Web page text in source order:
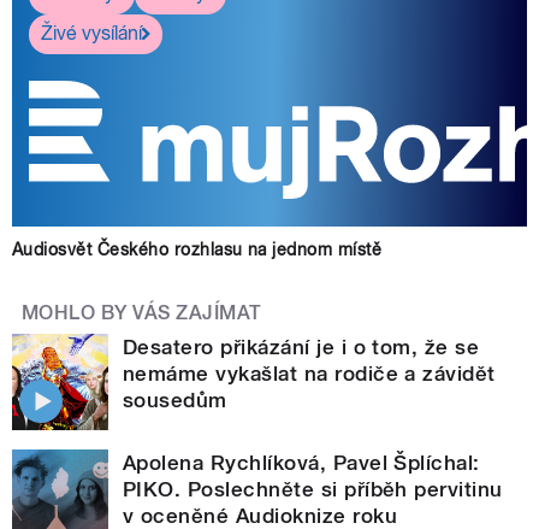
Živé vysílání
Audiosvět Českého rozhlasu na jednom místě
MOHLO BY VÁS ZAJÍMAT
Desatero přikázání je i o tom, že se
nemáme vykašlat na rodiče a závidět
sousedům
Apolena Rychlíková, Pavel Šplíchal:
PIKO. Poslechněte si příběh pervitinu
v oceněné Audioknize roku